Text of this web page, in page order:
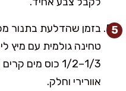
בזמן שהדלעת בתנור
טחינה גולמית עם מיץ
1/3–1/2 כוס
אוורירי וחלק.